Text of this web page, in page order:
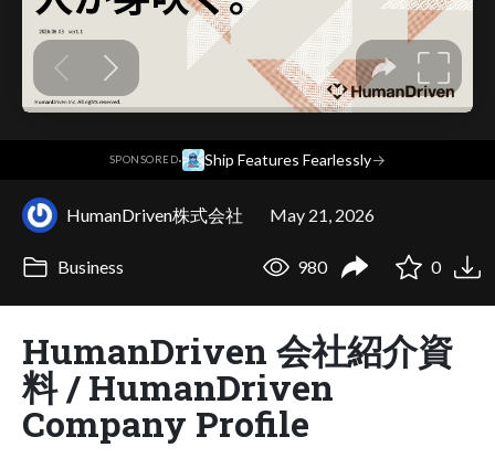
SPONSORED· Ship Features Fearlessly→
HumanDriven株式会社 May 21, 2026
Business 980 0
HumanDriven 会社紹介資
料 / HumanDriven
Company Profile